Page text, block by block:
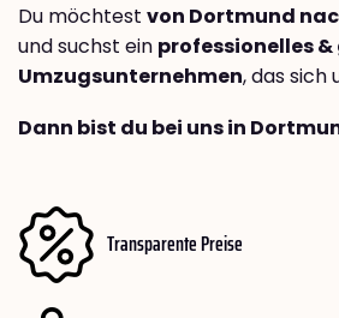
Du möchtest von Dortmund
und suchst ein professionelles
Umzugsunternehmen, das sich
Dann bist du bei uns in
Transparente Preise